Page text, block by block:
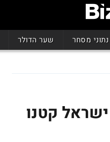
נתוני מסחר שער הדולר
קטנו